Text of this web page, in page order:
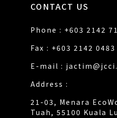
CONTACT US
Phone : +603 2142
Fax : +603 2142 0483
E-mail :
Address :
21-03, Menara
Tuah, 55100 Kuala